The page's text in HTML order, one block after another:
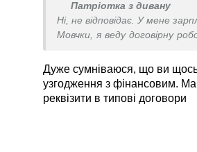
Патріотка з дивану
Ні, не відповідає. У мене
Мовчки, я веду договірну
Дуже сумніваюся, що ви
узгодження з фінансовим.
реквізити в типові договори